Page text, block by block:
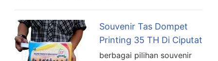
Souvenir Tas Dompet
Printing 35 TH Di Ciputat
berbagai pilihan souvenir